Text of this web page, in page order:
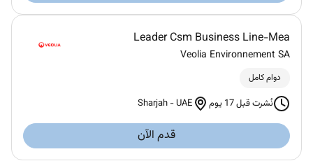
Leader Csm Business Line-Mea
Veolia Environnement SA
دوام كامل
نُشرت قبل 17 يوم Sharjah -UAE
قدم الآن